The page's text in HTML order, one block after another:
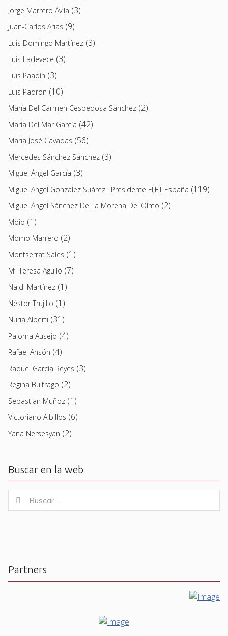
Jorge Marrero Ávila (3)
Juan-Carlos Arias (9)
Luis Domingo Martínez (3)
Luis Ladevece (3)
Luis Paadín (3)
Luis Padron (10)
María Del Carmen Cespedosa Sánchez (2)
María Del Mar García (42)
Maria José Cavadas (56)
Mercedes Sánchez Sánchez (3)
Miguel Ángel García (3)
Miguel Angel Gonzalez Suárez · Presidente FIJET España (119)
Miguel Ángel Sánchez De La Morena Del Olmo (2)
Moio (1)
Momo Marrero (2)
Montserrat Sales (1)
Mª Teresa Aguiló (7)
Naldi Martínez (1)
Néstor Trujillo (1)
Nuria Alberti (31)
Paloma Ausejo (4)
Rafael Ansón (4)
Raquel García Reyes (3)
Regina Buitrago (2)
Sebastian Muñoz (1)
Victoriano Albillos (6)
Yana Nersesyan (2)
Buscar en la web
for:
Buscar
Partners